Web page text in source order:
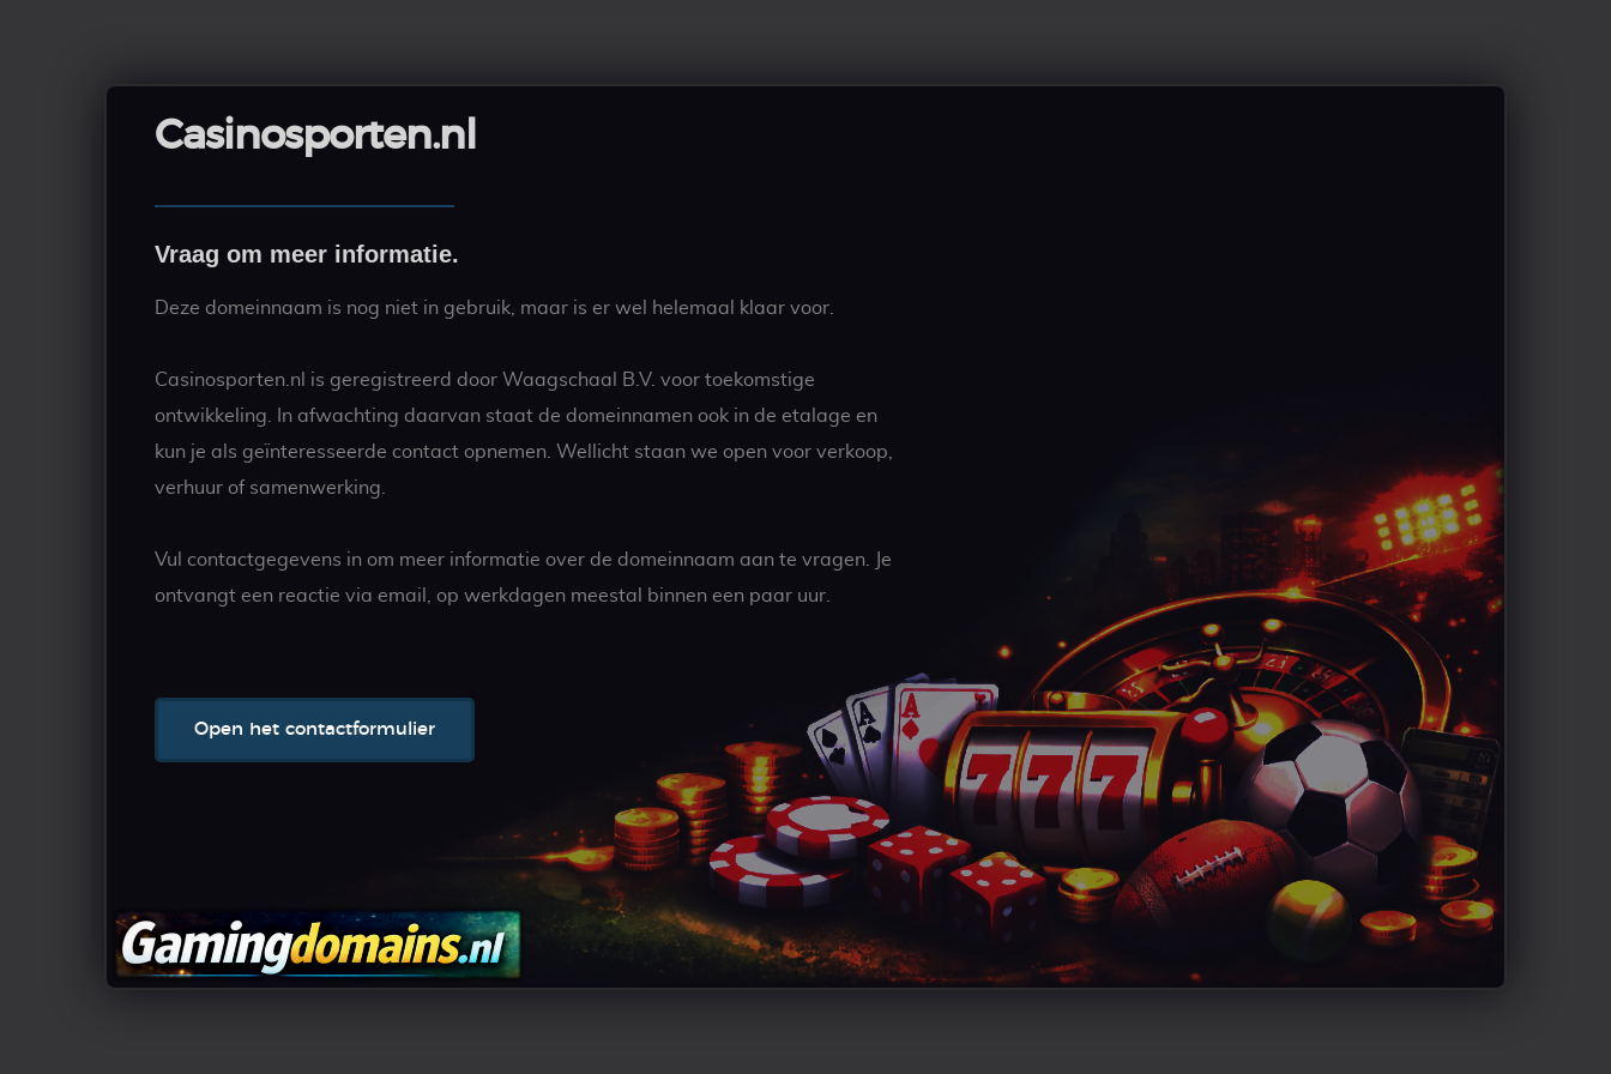
Casinosporten.nl
Vraag om meer informatie.
Deze domeinnaam is nog niet in gebruik, maar is er wel helemaal klaar voor.
Casinosporten.nl is geregistreerd door Waagschaal B.V. voor toekomstige
ontwikkeling. In afwachting daarvan staat de domeinnamen ook in de etalage en
kun je als geïnteresseerde contact opnemen. Wellicht staan we open voor verkoop,
verhuur of samenwerking.
Vul contactgegevens in om meer informatie over de domeinnaam aan te vragen. Je
ontvangt een reactie via email, op werkdagen meestal binnen een paar uur.